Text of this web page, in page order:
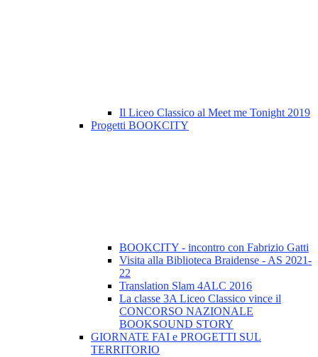
Il Liceo Classico al Meet me Tonight 2019
Progetti BOOKCITY
BOOKCITY - incontro con Fabrizio Gatti
Visita alla Biblioteca Braidense - AS 2021-
22
Translation Slam 4ALC 2016
La classe 3A Liceo Classico vince il
CONCORSO NAZIONALE
BOOKSOUND STORY
GIORNATE FAI e PROGETTI SUL
TERRITORIO